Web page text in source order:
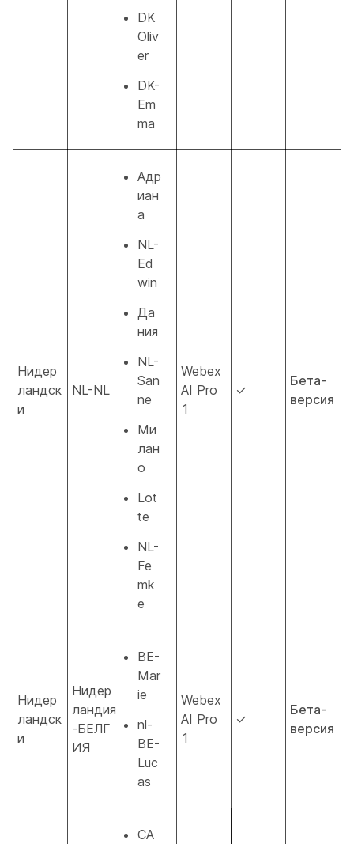
DK
Oliv
er
DK-
Em
ma
Нидер
ландск
и
NL-NL
Адр
иан
а
NL-
Ed
win
Да
ния
NL-
San
ne
Ми
лан
о
Lot
te
NL-
Fe
mk
e
Webex
AI Pro
1
✓
Бета-
версия
Нидер
ландск
и
Нидер
ландия
-БЕЛГ
ИЯ
BE-
Mar
ie
nl-
BE-
Luc
as
Webex
AI Pro
1
✓
Бета-
версия
СА